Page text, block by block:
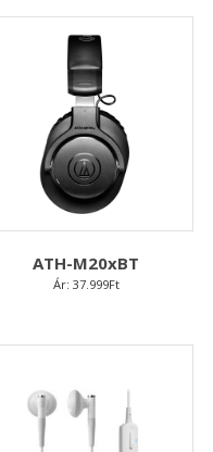
ATH-M20xBT
Ár: 37.999Ft